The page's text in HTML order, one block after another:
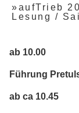
»aufTrieb
Lesung /
ab 10.00
Führung
ab ca 10.45